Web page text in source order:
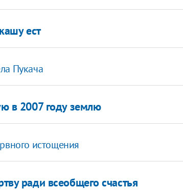
ест
Пукача
в 2007 году землю
истощения
ради всеобщего счастья